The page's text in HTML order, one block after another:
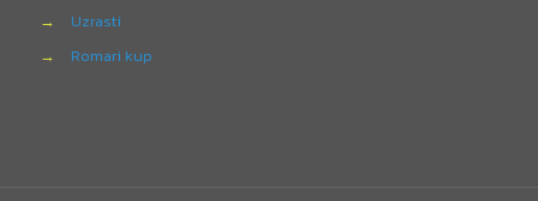
→
Uzrasti
→
Romari kup